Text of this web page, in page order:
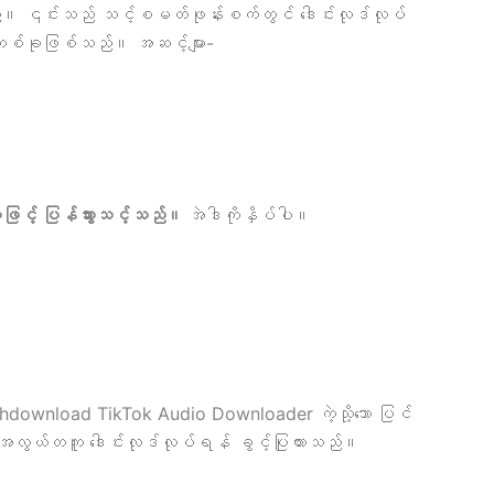
းသည်။ ၎င်းသည် သင့်စမတ်ဖုန်းစက်တွင် ဒေါင်းလုဒ်လုပ်
စ်ခုဖြစ်သည်။ အဆင့်များ-
မှုဖြင့် ပြန်သွားသင့်သည်။
အဲဒါကိုနှိပ်ပါ။
TikTok Audio Downloader ကဲ့သို့သော ပြင်
ယ်တကူ ဒေါင်းလုဒ်လုပ်ရန် ခွင့်ပြုထားသည်။